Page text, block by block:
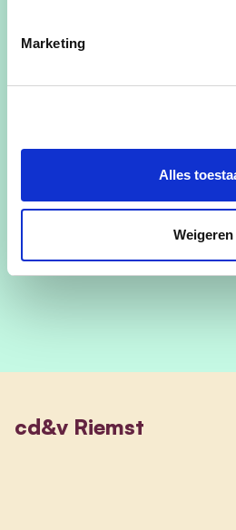
Marketing
Alles
Weigeren
Business Unit Manager
0498 91 86 56
Schrijf mij
cd&v Riemst